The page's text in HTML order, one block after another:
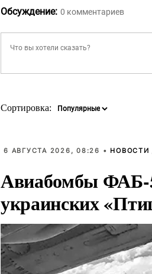
Обсуждение: 0 комментариев
Сортировка:
6 АВГУСТА 2026, 08:26 • НОВОСТИ
Авиабомбы ФАБ-
украинских